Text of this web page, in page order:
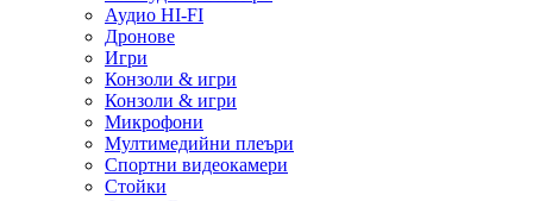
Аудио HI-FI
Дронове
Игри
Конзоли & игри
Конзоли & игри
Микрофони
Мултимедийни плеъри
Спортни видеокамери
Стойки